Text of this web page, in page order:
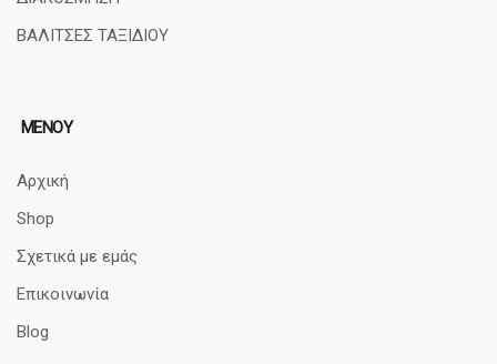
ΒΑΛΙΤΣΕΣ ΤΑΞΙΔΙΟΥ
ΜΕΝΟΥ
Αρχική
Shop
Σχετικά με εμάς
Επικοινωνία
Blog